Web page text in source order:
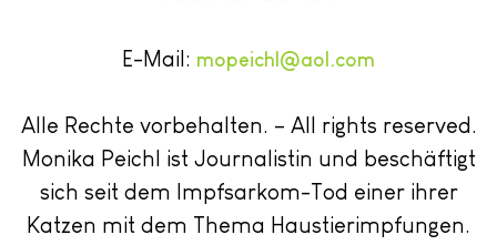
E-Mail: mopeichl@aol.com
Alle Rechte vorbehalten. – All rights reserved.
Monika Peichl ist Journalistin und beschäftigt
sich seit dem Impfsarkom-Tod einer ihrer
Katzen mit dem Thema Haustierimpfungen.